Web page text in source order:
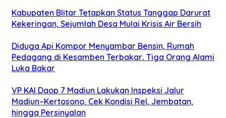
Kabupaten Blitar Tetapkan Status Tanggap Darurat
Kekeringan, Sejumlah Desa Mulai Krisis Air Bersih
Diduga Api Kompor Menyambar Bensin, Rumah
Pedagang di Kesamben Terbakar, Tiga Orang Alami
Luka Bakar
VP KAI Daop 7 Madiun Lakukan Inspeksi Jalur
Madiun–Kertosono, Cek Kondisi Rel, Jembatan,
hingga Persinyalan